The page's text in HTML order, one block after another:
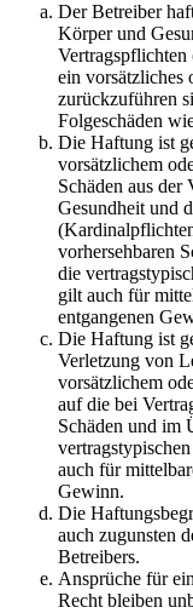
Der Betreiber
Körper und
ein vorsätzliches
zurückzuführen
Folgeschäden
Die Haftung ist
vorsätzlichem
Schäden aus
Gesundheit und
vorhersehbaren
die
gilt auch für
entgangenen
Die Haftung ist
Verletzung von
vorsätzlichem
auf die bei
Schäden und im
auch für
Gewinn.
Die
auch zugunsten
Betreibers.
Ansprüche für
Recht bleiben